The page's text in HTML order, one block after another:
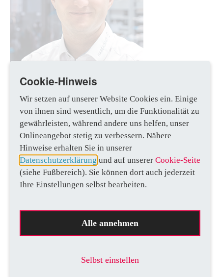
„Mit Eplan Smart Mounting und
Smart Wiring können wir in der
Produktion Bedarfsspitzen
abdecken und auch ungelernte
Mitarbeiter einsetzen.“
ROBERT BURGER,
Leiter Elektrowerkstatt
präzise Verdrahtungskanäle sowie deren Deckel, Trag-
Secarex AC 18 kann die Daten direkt aus Eplan Pro Panel
Cookie-Hinweis
Wir setzen auf unserer Website Cookies ein. Einige
von ihnen sind wesentlich, um die Funktionalität zu
gewährleisten, während andere uns helfen, unser
Onlineangebot stetig zu verbessern. Nähere
Hinweise erhalten Sie in unserer
Datenschutzerklärung und auf unserer Cookie-Seite
(siehe Fußbereich). Sie können dort auch jederzeit
Ihre Einstellungen selbst bearbeiten.
Alle annehmen
Selbst einstellen